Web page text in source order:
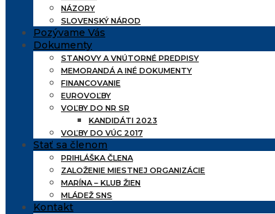
NÁZORY
SLOVENSKÝ NÁROD
Pozývame Vás
Dokumenty
STANOVY A VNÚTORNÉ PREDPISY
MEMORANDÁ A INÉ DOKUMENTY
FINANCOVANIE
EUROVOĽBY
VOĽBY DO NR SR
KANDIDÁTI 2023
VOĽBY DO VÚC 2017
Stať sa členom
PRIHLÁŠKA ČLENA
ZALOŽENIE MIESTNEJ ORGANIZÁCIE
MARÍNA – KLUB ŽIEN
MLÁDEŽ SNS
Kontakt